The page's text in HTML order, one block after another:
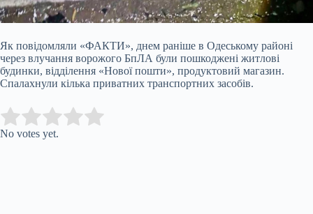
Як повідомляли «ФАКТИ», днем раніше в Одеському районі
через влучання ворожого БпЛА були пошкоджені житлові
будинки, відділення «Нової пошти», продуктовий магазин.
Спалахнули кілька приватних транспортних засобів.
Rate this item:
No votes yet.